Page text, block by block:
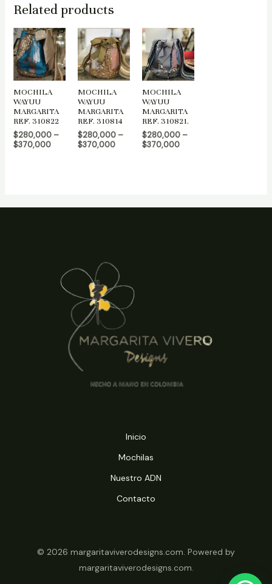
Related products
MOCHILA
WAYUU
MARGARITA
REF. 310822
$280,000–
$370,000
MOCHILA
WAYUU
MARGARITA
REF. 310814
$280,000–
$370,000
MOCHILA
WAYUU
MARGARITA
REF. 310821.
$280,000–
$370,000
Inicio
Mochilas
Nuestro ADN
Contacto
© 2026 margaritaviverodesigns.com. Powered by
margaritaviverodesigns.com.